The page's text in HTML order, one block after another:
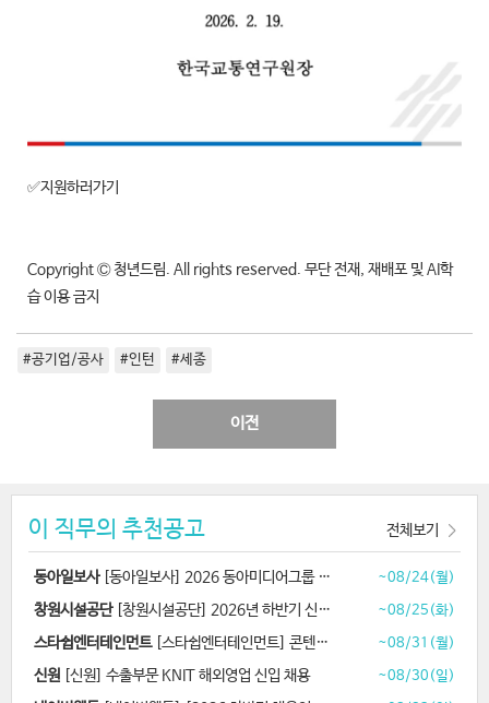
✅지원하러가기
Copyright Ⓒ 청년드림. All rights reserved. 무단 전재, 재배포 및 AI학
습 이용 금지
#공기업/공사 #인턴 #세종
이전
이 직무의 추천공고
동아일보사[동아일보사] 2026 동아미디어그룹 채용연계형 인턴 모집 ~08/24(월)
창원시설공단[창원시설공단] 2026년 하반기 신규직원 공개경쟁 채용 ~08/25(화)
스타쉽엔터테인먼트[스타쉽엔터테인먼트] 콘텐츠 디자이너 채용 ~08/31(월)
신원 [신원] 수출부문 KNIT 해외영업 신입 채용 ~08/30(일)
전체보기